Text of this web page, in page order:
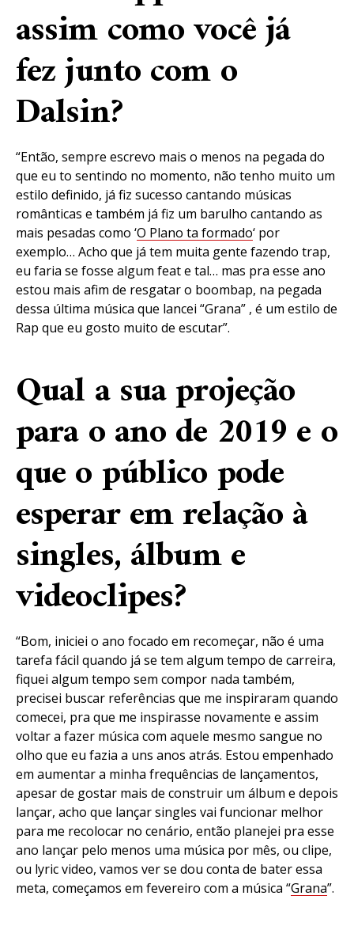
assim como você já
fez junto com o
Dalsin?
“Então, sempre escrevo mais o menos na pegada do
que eu to sentindo no momento, não tenho muito um
estilo definido, já fiz sucesso cantando músicas
românticas e também já fiz um barulho cantando as
mais pesadas como ‘O Plano ta formado‘ por
exemplo… Acho que já tem muita gente fazendo trap,
eu faria se fosse algum feat e tal… mas pra esse ano
estou mais afim de resgatar o boombap, na pegada
dessa última música que lancei “Grana” , é um estilo de
Rap que eu gosto muito de escutar”.
Qual a sua projeção
para o ano de 2019 e o
que o público pode
esperar em relação à
singles, álbum e
videoclipes?
“Bom, iniciei o ano focado em recomeçar, não é uma
tarefa fácil quando já se tem algum tempo de carreira,
fiquei algum tempo sem compor nada também,
precisei buscar referências que me inspiraram quando
comecei, pra que me inspirasse novamente e assim
voltar a fazer música com aquele mesmo sangue no
olho que eu fazia a uns anos atrás. Estou empenhado
em aumentar a minha frequências de lançamentos,
apesar de gostar mais de construir um álbum e depois
lançar, acho que lançar singles vai funcionar melhor
para me recolocar no cenário, então planejei pra esse
ano lançar pelo menos uma música por mês, ou clipe,
ou lyric video, vamos ver se dou conta de bater essa
meta, começamos em fevereiro com a música “Grana”.